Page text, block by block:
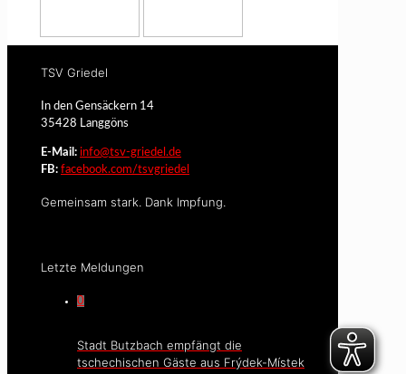
TSV Griedel
In den Gensäckern 14
35428 Langgöns
E-Mail: info@tsv-griedel.de
FB: facebook.com/tsvgriedel
Gemeinsam stark. Dank Impfung.
Letzte Meldungen
0
Stadt Butzbach empfängt die
tschechischen Gäste aus Frýdek-Místek